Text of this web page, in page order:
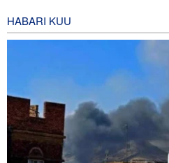
HABARI KUU